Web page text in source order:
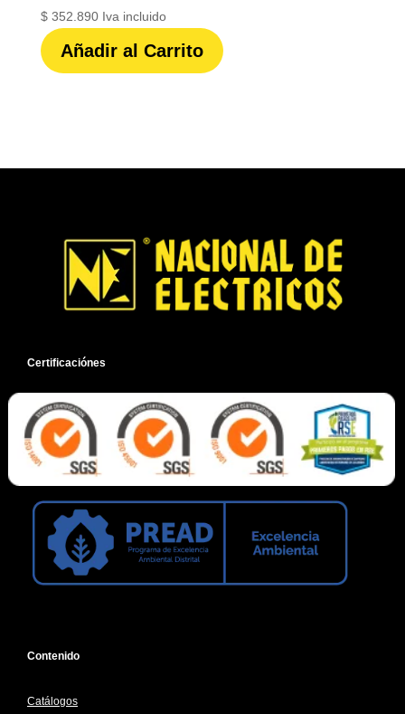
$352.890 Iva incluido
Añadir al Carrito
Certificaciónes
Contenido
Catálogos